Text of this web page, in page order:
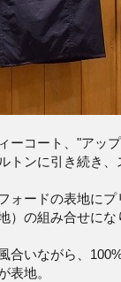
ーコート、"アッ
トンに引き続き、
ォードの表地に
）の組み合せにな
合いながら、
表地。